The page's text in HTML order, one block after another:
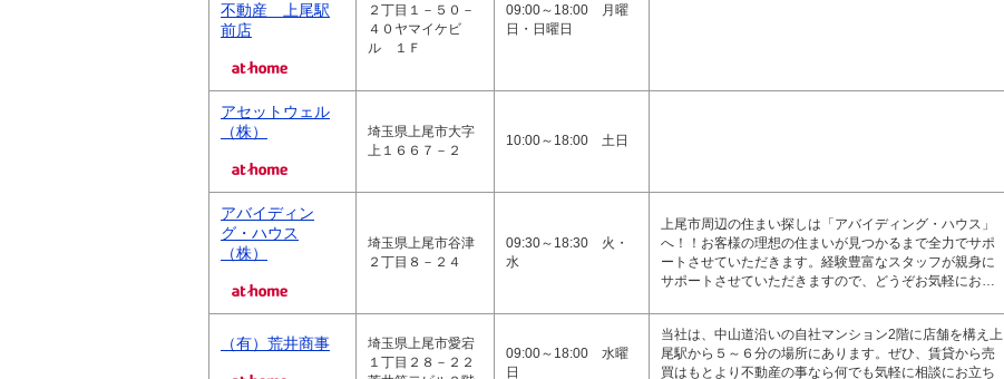
不動産 上尾駅
前店
２丁目１－５０－
４０ヤマイケビ
ル １Ｆ
09:00～18:00 月曜
日・日曜日
アセットウェル
（株）
埼玉県上尾市大字
上１６６７－２
10:00～18:00 土日
アバイディン
グ・ハウス
（株）
埼玉県上尾市谷津
２丁目８－２４
09:30～18:30 火・
水
上尾市周辺の住まい探しは「アバイディング・ハウス」
へ！！お客様の理想の住まいが見つかるまで全力でサポ
ートさせていただきます。経験豊富なスタッフが親身に
サポートさせていただきますので、どうぞお気軽にお…
（有）荒井商事
埼玉県上尾市愛宕
１丁目２８－２２
09:00～18:00 水曜
日
当社は、中山道沿いの自社マンション2階に店舗を構え上
尾駅から５～６分の場所にあります。ぜひ、賃貸から売
買はもとより不動産の事なら何でも気軽に相談にお立ち